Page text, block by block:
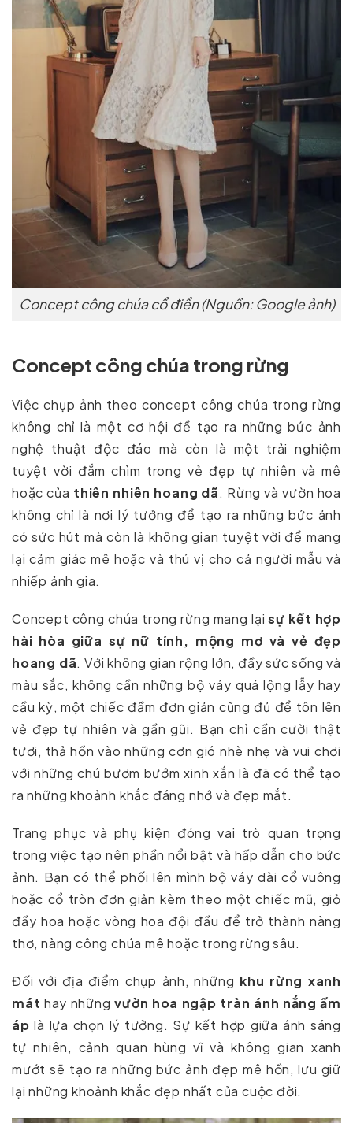
Concept công chúa cổ điển (Nguồn: Google ảnh)
Concept công chúa trong rừng
Việc chụp ảnh theo concept công chúa trong rừng
không chỉ là một cơ hội để tạo ra những bức ảnh
nghệ thuật độc đáo mà còn là một trải nghiệm
tuyệt vời đắm chìm trong vẻ đẹp tự nhiên và mê
hoặc của thiên nhiên hoang dã. Rừng và vườn hoa
không chỉ là nơi lý tưởng để tạo ra những bức ảnh
có sức hút mà còn là không gian tuyệt vời để mang
lại cảm giác mê hoặc và thú vị cho cả người mẫu và
nhiếp ảnh gia.
Concept công chúa trong rừng mang lạisự kết hợp
hài hòa giữa sự nữ tính, mộng mơ và vẻ đẹp
hoang dã. Với không gian rộng lớn, đầy sức sống và
màu sắc, không cần những bộ váy quá lộng lẫy hay
cầu kỳ, một chiếc đầm đơn giản cũng đủ để tôn lên
vẻ đẹp tự nhiên và gần gũi. Bạn chỉ cần cười thật
tươi, thả hồn vào những cơn gió nhè nhẹ và vui chơi
với những chú bươm bướm xinh xắn là đã có thể tạo
ra những khoảnh khắc đáng nhớ và đẹp mắt.
Trang phục và phụ kiện đóng vai trò quan trọng
trong việc tạo nên phần nổi bật và hấp dẫn cho bức
ảnh. Bạn có thể phối lên mình bộ váy dài cổ vuông
hoặc cổ tròn đơn giản kèm theo một chiếc mũ, giỏ
đầy hoa hoặc vòng hoa đội đầu để trở thành nàng
thơ, nàng công chúa mê hoặc trong rừng sâu.
Đối với địa điểm chụp ảnh, những khu rừng xanh
mát hay những vườn hoa ngập tràn ánh nắng ấm
áp là lựa chọn lý tưởng. Sự kết hợp giữa ánh sáng
tự nhiên, cảnh quan hùng vĩ và không gian xanh
mướt sẽ tạo ra những bức ảnh đẹp mê hồn, lưu giữ
lại những khoảnh khắc đẹp nhất của cuộc đời.